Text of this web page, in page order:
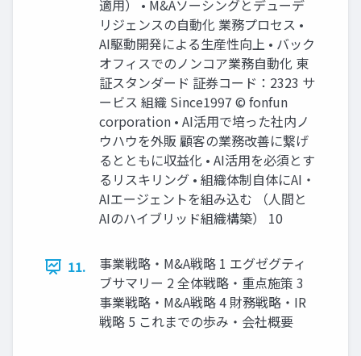
適用） • M&Aソーシングとデューデ
リジェンスの自動化 業務プロセス •
AI駆動開発による生産性向上 • バック
オフィスでのノンコア業務自動化 東
証スタンダード 証券コード：2323 サ
ービス 組織 Since1997 © fonfun
corporation • AI活用で培った社内ノ
ウハウを外販 顧客の業務改善に繋げ
るとともに収益化 • AI活用を必須とす
るリスキリング • 組織体制自体にAI・
AIエージェントを組み込む （人間と
AIのハイブリッド組織構築） 10
11.
事業戦略・M&A戦略 1 エグゼグティ
ブサマリー 2 全体戦略・重点施策 3
事業戦略・M&A戦略 4 財務戦略・IR
戦略 5 これまでの歩み・会社概要